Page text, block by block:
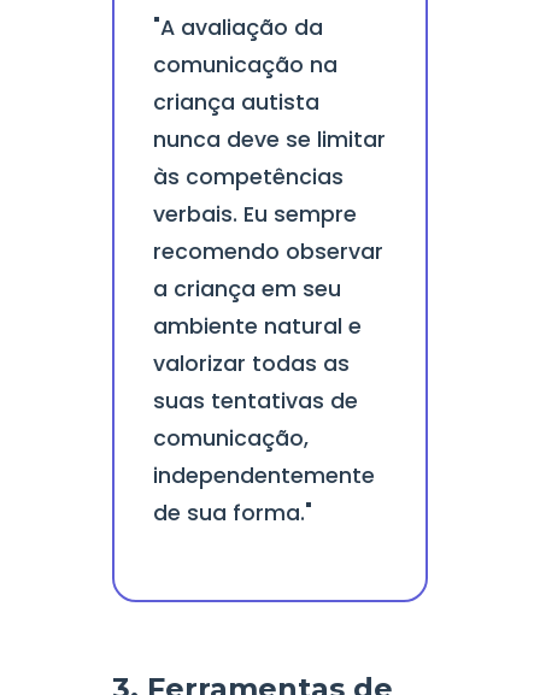
"A avaliação da
comunicação na
criança autista
nunca deve se limitar
às competências
verbais. Eu sempre
recomendo observar
a criança em seu
ambiente natural e
valorizar todas as
suas tentativas de
comunicação,
independentemente
de sua forma."